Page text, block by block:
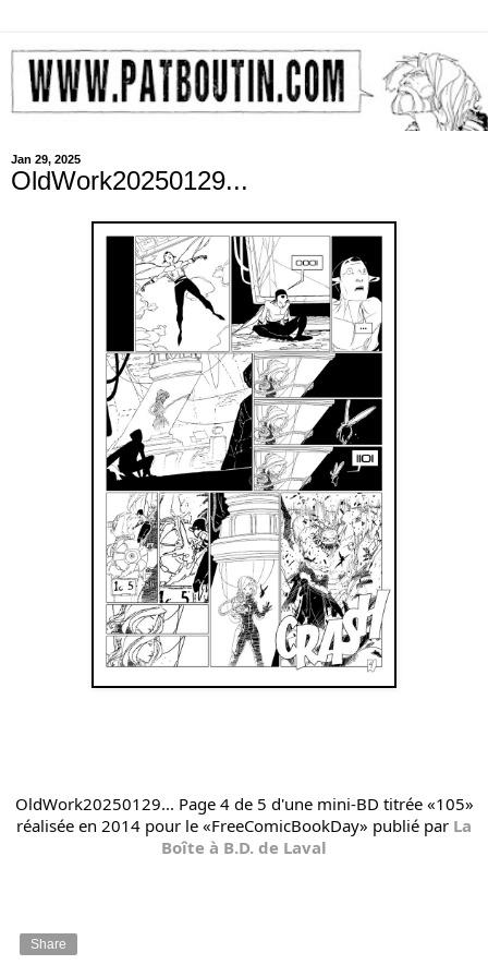
Jan 29, 2025
OldWork20250129...
OldWork20250129... Page 4 de 5 d'une mini-BD titrée «105»
réalisée en 2014 pour le «FreeComicBookDay» publié par La
Boîte à B.D. de Laval
Share